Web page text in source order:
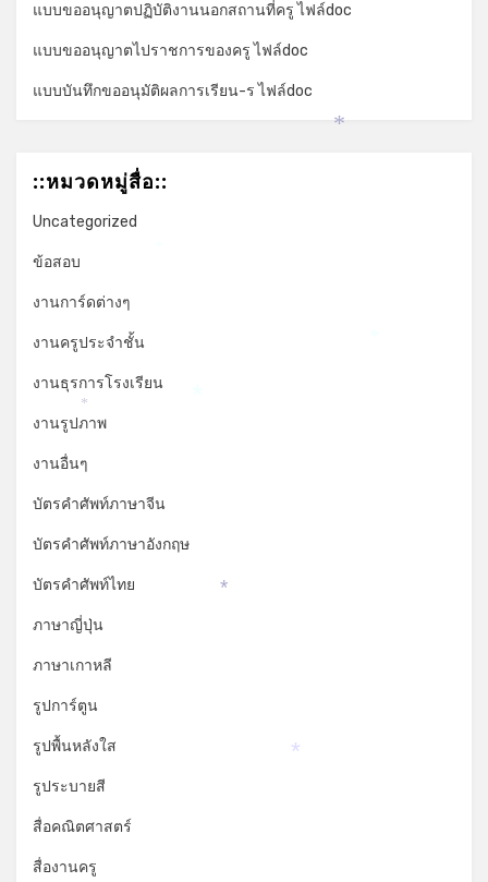
แบบขออนุญาตปฏิบัติงานนอกสถานที่ครู ไฟล์doc
แบบขออนุญาตไปราชการของครู ไฟล์doc
แบบบันทึกขออนุมัติผลการเรียน-ร ไฟล์doc
::หมวดหมู่สื่อ::
Uncategorized
ข้อสอบ
งานการ์ดต่างๆ
งานครูประจำชั้น
งานธุรการโรงเรียน
งานรูปภาพ
งานอื่นๆ
บัตรคำศัพท์ภาษาจีน
บัตรคำศัพท์ภาษาอังกฤษ
บัตรคำศัพท์ไทย
ภาษาญี่ปุ่น
ภาษาเกาหลี
รูปการ์ตูน
รูปพื้นหลังใส
รูประบายสี
สื่อคณิตศาสตร์
สื่องานครู